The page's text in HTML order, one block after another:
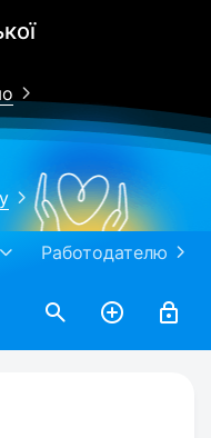
Работодателю